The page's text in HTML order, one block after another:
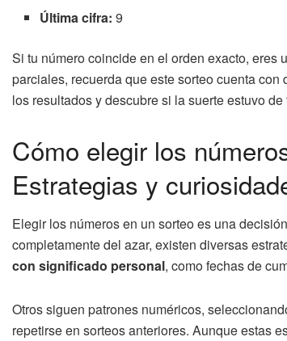
Última cifra: 9
Si tu número coincide en el orden exacto,
parciales, recuerda que este sorteo cuenta
los resultados y descubre si la suerte estuvo de
Cómo elegir los
Estrategias y
Elegir los números en un sorteo es una
completamente del azar, existen diversas
con significado personal, como fechas de
Otros siguen patrones numéricos,
repetirse en sorteos anteriores. Aunque estas